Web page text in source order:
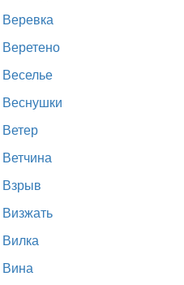
Веревка
Веретено
Веселье
Веснушки
Ветер
Ветчина
Взрыв
Визжать
Вилка
Вина